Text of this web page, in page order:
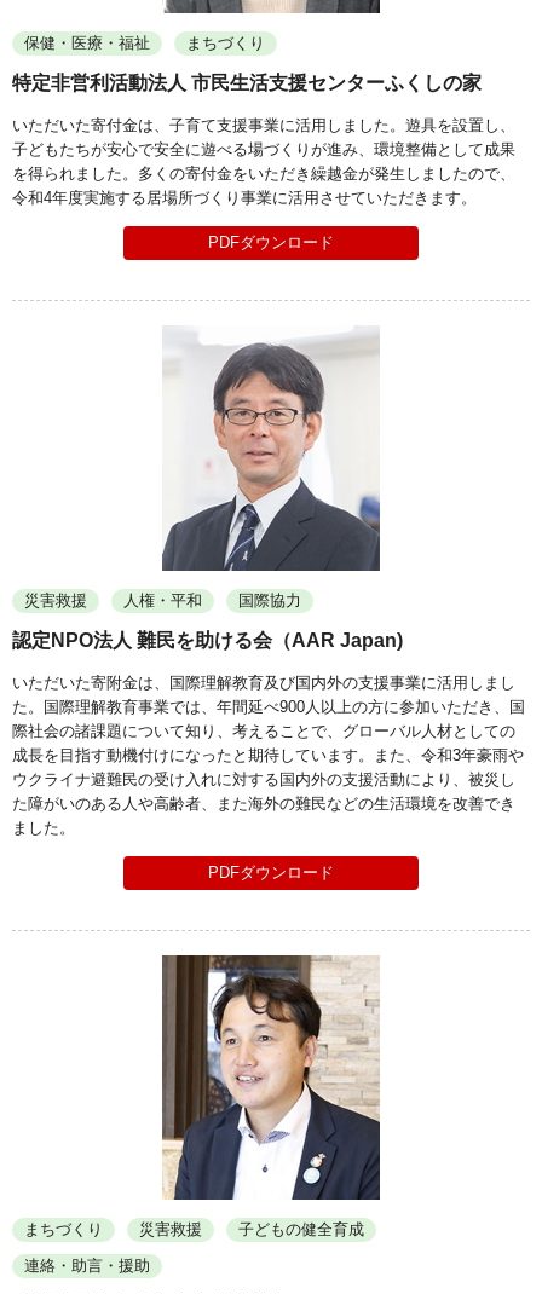
保健・医療・福祉 まちづくり
特定非営利活動法人 市民生活支援センターふくしの家
いただいた寄付金は、子育て支援事業に活用しました。遊具を設置し、
子どもたちが安心で安全に遊べる場づくりが進み、環境整備として成果
を得られました。多くの寄付金をいただき繰越金が発生しましたので、
令和4年度実施する居場所づくり事業に活用させていただきます。
PDFダウンロード
災害救援 人権・平和 国際協力
認定NPO法人 難民を助ける会（AAR Japan)
いただいた寄附金は、国際理解教育及び国内外の支援事業に活用しまし
た。国際理解教育事業では、年間延べ900人以上の方に参加いただき、国
際社会の諸課題について知り、考えることで、グローバル人材としての
成長を目指す動機付けになったと期待しています。また、令和3年豪雨や
ウクライナ避難民の受け入れに対する国内外の支援活動により、被災し
た障がいのある人や高齢者、また海外の難民などの生活環境を改善でき
ました。
PDFダウンロード
まちづくり 災害救援
子どもの健全育成
連絡・助言・援助